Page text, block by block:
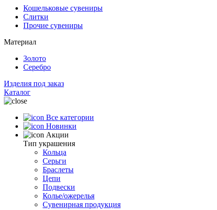
Кошельковые сувениры
Слитки
Прочие сувениры
Материал
Золото
Серебро
Изделия под заказ
Каталог
Все категории
Новинки
Акции
Тип украшения
Кольца
Серьги
Браслеты
Цепи
Подвески
Колье/ожерелья
Сувенирная продукция